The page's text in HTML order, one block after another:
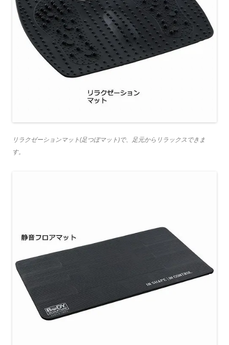
リラクゼーションマット(足つぼマット)で、足元からリラックスできま
す。